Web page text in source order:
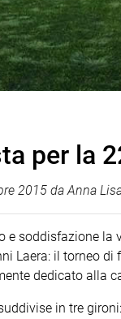
per la
2015 daAnna
e soddisfazione la
Laera: il torneo
dedicato alla
in tre